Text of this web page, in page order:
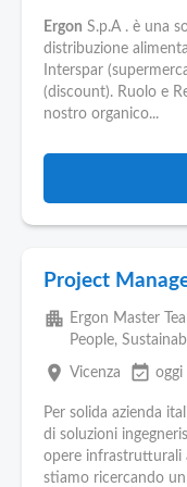
Ergon S.p.A . è una
distribuzione
Interspar
(discount). Ruolo e
nostro organico...
Project
apartment Ergon Master
People,
place Vicenza event_available oggi
Per solida azienda
di soluzioni
opere infrastrutturali
stiamo ricercando